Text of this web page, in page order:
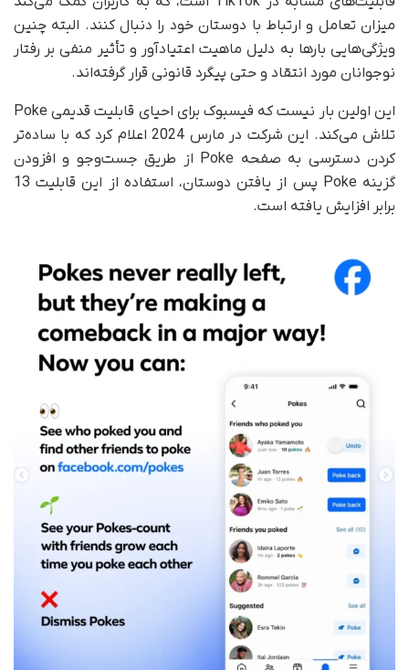
میزان تعامل و ارتباط با دوستان خود را دنبال کنند. البته چنین
ویژگی‌هایی بارها به دلیل ماهیت اعتیادآور و تأثیر منفی بر رفتار
نوجوانان مورد انتقاد و حتی پیگرد قانونی قرار گرفته‌اند.
این اولین بار نیست که فیسبوک برای احیای قابلیت قدیمی Poke
تلاش می‌کند. این شرکت در مارس 2024 اعلام کرد که با ساده‌تر
کردن دسترسی به صفحه Poke از طریق جست‌وجو و افزودن
گزینه Poke پس از یافتن دوستان، استفاده از این قابلیت 13
برابر افزایش یافته است.